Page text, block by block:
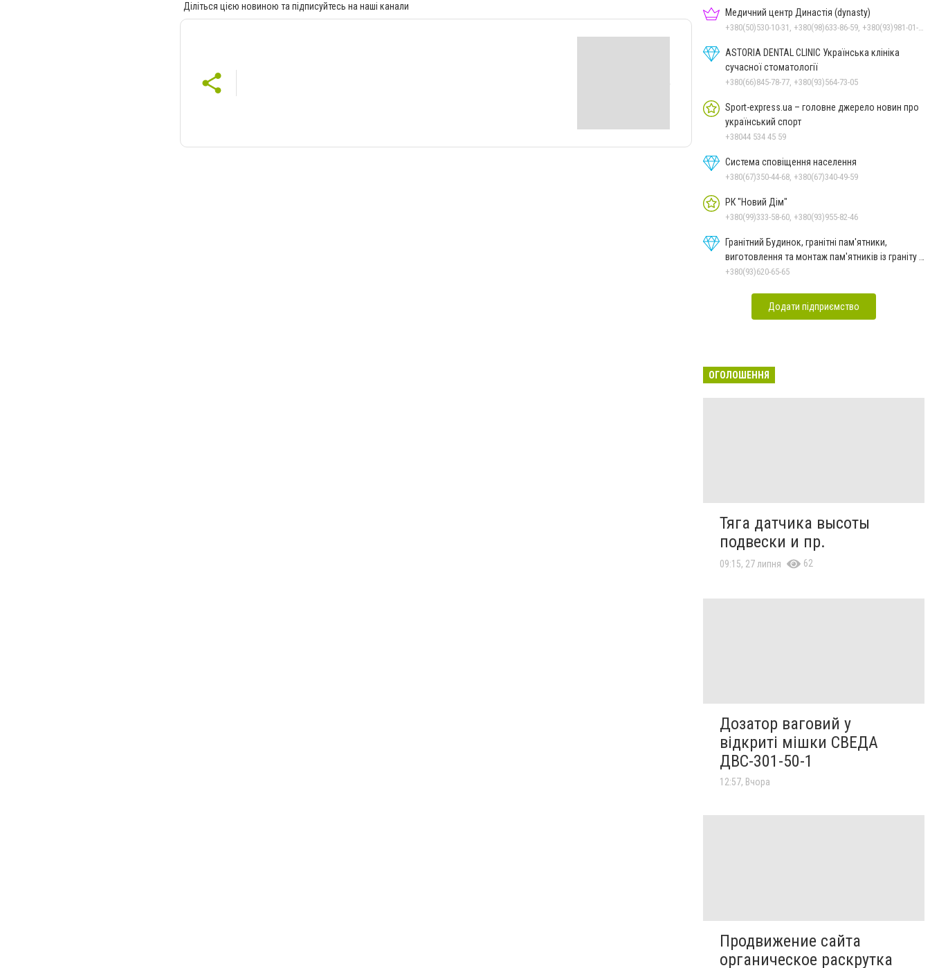
Діліться цією новиною та підписуйтесь на наші канали
Медичний центр Династія (dynasty)
ASTORIA DENTAL CLINIC Українська клініка
сучасної стоматології
+380(66)845-78-77, +380(93)564-73-05
Sport-express.ua – головне джерело новин про
український спорт
+38044 534 45 59
Система сповіщення населення
+380(67)350-44-68, +380(67)340-49-59
РК "Новий Дім"
+380(99)333-58-60, +380(93)955-82-46
Гранітний Будинок, гранітні пам'ятники,
виготовлення та монтаж пам'ятників із граніту в
Миколаєві
+380(93)620-65-65
Додати підприємство
ОГОЛОШЕННЯ
Тяга датчика высоты
подвески и пр.
09:15, 27 липня 62
Дозатор ваговий у
відкриті мішки СВЕДА
ДВС-301-50-1
12:57, Вчора
Продвижение сайта
органическое раскрутка